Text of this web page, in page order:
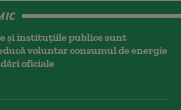
și instituțiile publice sunt
voluntar consumul de energie
oficiale